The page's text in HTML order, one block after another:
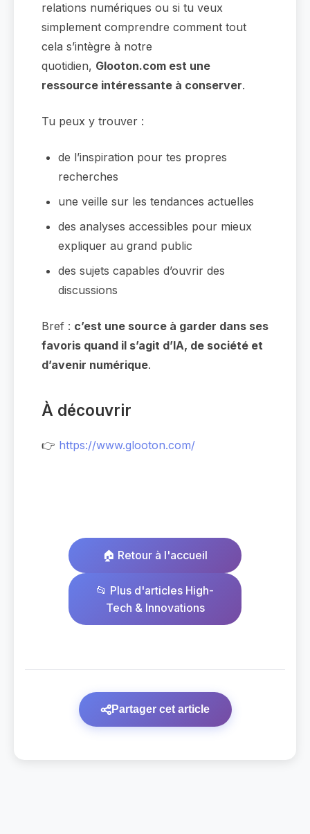
relations numériques ou si tu veux
simplement comprendre comment tout
cela s’intègre à notre
quotidien, Glooton.com est une
ressource intéressante à conserver.
Tu peux y trouver :
de l’inspiration pour tes propres
recherches
une veille sur les tendances actuelles
des analyses accessibles pour mieux
expliquer au grand public
des sujets capables d’ouvrir des
discussions
Bref : c’est une source à garder dans ses
favoris quand il s’agit d’IA, de société et
d’avenir numérique.
À découvrir
👉 https://www.glooton.com/
🏠 Retour à l'accueil
📂 Plus d'articles High-
Tech & Innovations
Partager cet article